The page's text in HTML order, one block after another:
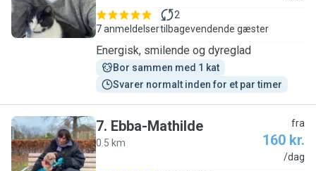
7 anmeldelser
2
tilbagevendende gæster
Energisk, smilende og dyreglad
Bor sammen med 1 kat
Svarer normalt inden for et par timer
E
7. Ebba-Mathilde
0.5 km
fra
160 kr.
/dag